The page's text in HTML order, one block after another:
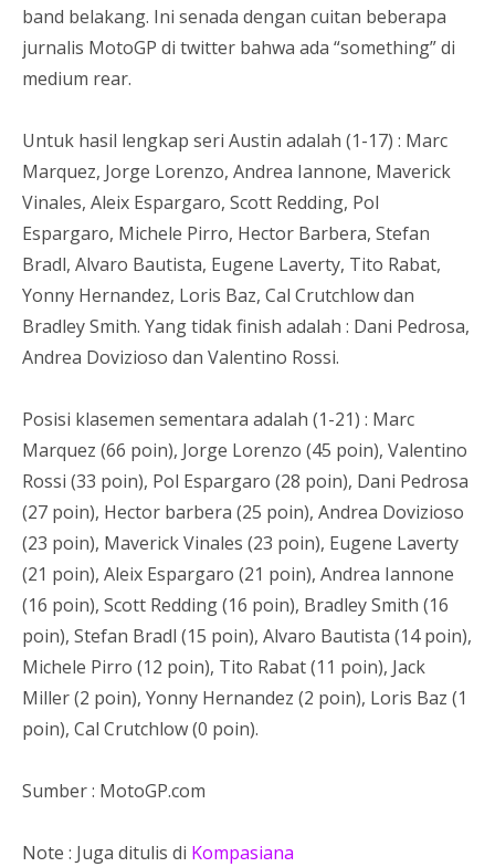
band belakang. Ini senada dengan cuitan beberapa
jurnalis MotoGP di twitter bahwa ada “something” di
medium rear.
Untuk hasil lengkap seri Austin adalah (1-17) : Marc
Marquez, Jorge Lorenzo, Andrea Iannone, Maverick
Vinales, Aleix Espargaro, Scott Redding, Pol
Espargaro, Michele Pirro, Hector Barbera, Stefan
Bradl, Alvaro Bautista, Eugene Laverty, Tito Rabat,
Yonny Hernandez, Loris Baz, Cal Crutchlow dan
Bradley Smith. Yang tidak finish adalah : Dani Pedrosa,
Andrea Dovizioso dan Valentino Rossi.
Posisi klasemen sementara adalah (1-21) : Marc
Marquez (66 poin), Jorge Lorenzo (45 poin), Valentino
Rossi (33 poin), Pol Espargaro (28 poin), Dani Pedrosa
(27 poin), Hector barbera (25 poin), Andrea Dovizioso
(23 poin), Maverick Vinales (23 poin), Eugene Laverty
(21 poin), Aleix Espargaro (21 poin), Andrea Iannone
(16 poin), Scott Redding (16 poin), Bradley Smith (16
poin), Stefan Bradl (15 poin), Alvaro Bautista (14 poin),
Michele Pirro (12 poin), Tito Rabat (11 poin), Jack
Miller (2 poin), Yonny Hernandez (2 poin), Loris Baz (1
poin), Cal Crutchlow (0 poin).
Sumber : MotoGP.com
Note : Juga ditulis di Kompasiana